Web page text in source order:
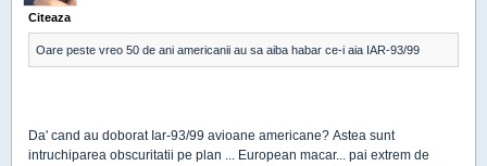
Citeaza
Oare peste vreo 50 de ani americanii au sa aiba habar ce-i aia IAR-93/99
Da' cand au doborat Iar-93/99 avioane americane? Astea sunt
intruchiparea obscuritatii pe plan ... European macar... pai extrem de